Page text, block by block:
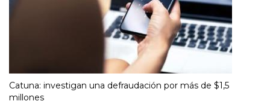
Catuna: investigan una defraudación por más de $1,5
millones